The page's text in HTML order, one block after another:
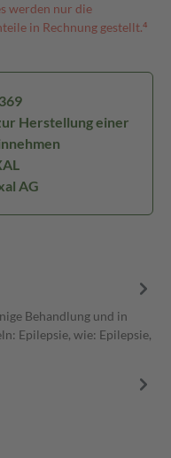
werden nur die
in Rechnung gestellt.⁴
Herstellung einer
AG
Behandlung und in
Epilepsie, wie: Epilepsie,